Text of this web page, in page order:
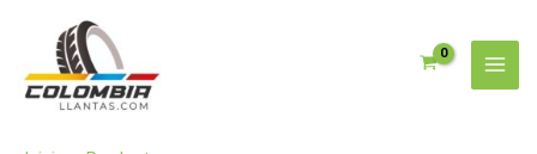
contenido
Terrain
BA80+
AT
cantidad